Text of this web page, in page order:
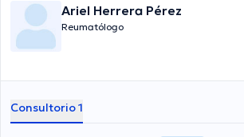
Ariel Herrera Pérez
Reumatólogo
Consultorio 1